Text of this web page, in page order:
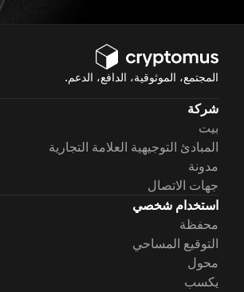
المجتمع، الموثوقية، الدافع، الدعم.
شركة
بيت
المبادئ التوجيهية العلامة التجارية
مدونة
جهات الاتصال
استخدام شخصي
محفظة
التوقيع المساحي
محول
يكسب